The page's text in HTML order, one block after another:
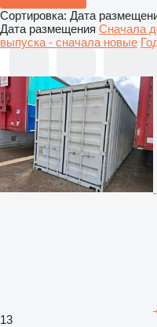
Сортировка: Дата
Дата размещения Сначала
выпуска - сначала новые
13